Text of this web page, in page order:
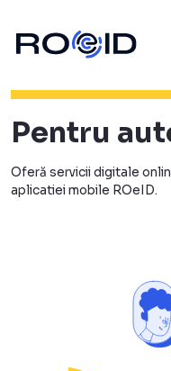
Pentru
Oferă servicii digitale
aplicatiei mobile ROeID.